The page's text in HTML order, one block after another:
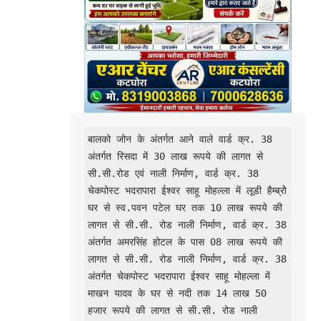
बालको जोन के अंतर्गत आने वाले वार्ड क्र. 38
अंतर्गत रिसदा में 30 लाख रूपये की लागत से
सी.सी.रोड एवं नाली निर्माण, वार्ड क्र. 38
चेकपोस्ट भदरापारा ईश्वर साहू मोहल्ला में लूडी हैम्ब्रोे
घर से स्व.पवन पटेल घर तक 10 लाख रूपये की
लागत से सी.सी. रोड नाली निर्माण, वार्ड क्र. 38
अंतर्गत अमरसिंह होटल के पास 08 लाख रूपये की
लागत से सी.सी. रोड नाली निर्माण, वार्ड क्र. 38
अंतर्गत चेकपोस्ट भदरापारा ईश्वर साहू मोहल्ला में
माखन यादव के घर से नदी तक 14 लाख 50
हजार रूपये की लागत से सी.सी. रोड नाली